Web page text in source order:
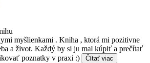
myšlienkami . Kniha , ktorá mi pozitivne
a život. Každý by si ju mal kúpiť a prečítať
poznatky v praxi :)
Čítať viac